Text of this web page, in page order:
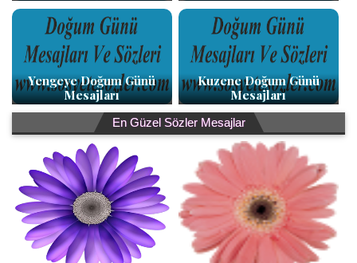
Yengeye Doğum Günü
Mesajları
Kuzene Doğum Günü
Mesajları
En Güzel Sözler Mesajlar